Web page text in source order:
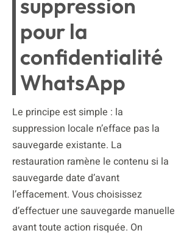
suppression
pour la
confidentialité
WhatsApp
Le principe est simple : la
suppression locale n’efface pas la
sauvegarde existante. La
restauration ramène le contenu si la
sauvegarde date d’avant
l’effacement. Vous choisissez
d’effectuer une sauvegarde manuelle
avant toute action risquée. On